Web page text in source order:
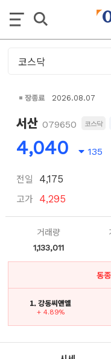
장종료 2026.08.07
서산 079650 코스닥
4,040 135
전일 4,175
고가 4,295
거래량
1,133,011
동
1. 강동씨앤엘
+ 4.89%